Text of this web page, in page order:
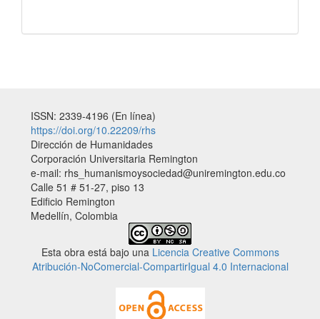
ISSN: 2339-4196 (En línea)
https://doi.org/10.22209/rhs
Dirección de Humanidades
Corporación Universitaria Remington
e-mail: rhs_humanismoysociedad@uniremington.edu.co
Calle 51 # 51-27, piso 13
Edificio Remington
Medellín, Colombia
Esta obra está bajo una Licencia Creative Commons
Atribución-NoComercial-CompartirIgual 4.0 Internacional